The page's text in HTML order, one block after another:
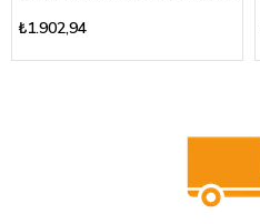
₺1.902,94